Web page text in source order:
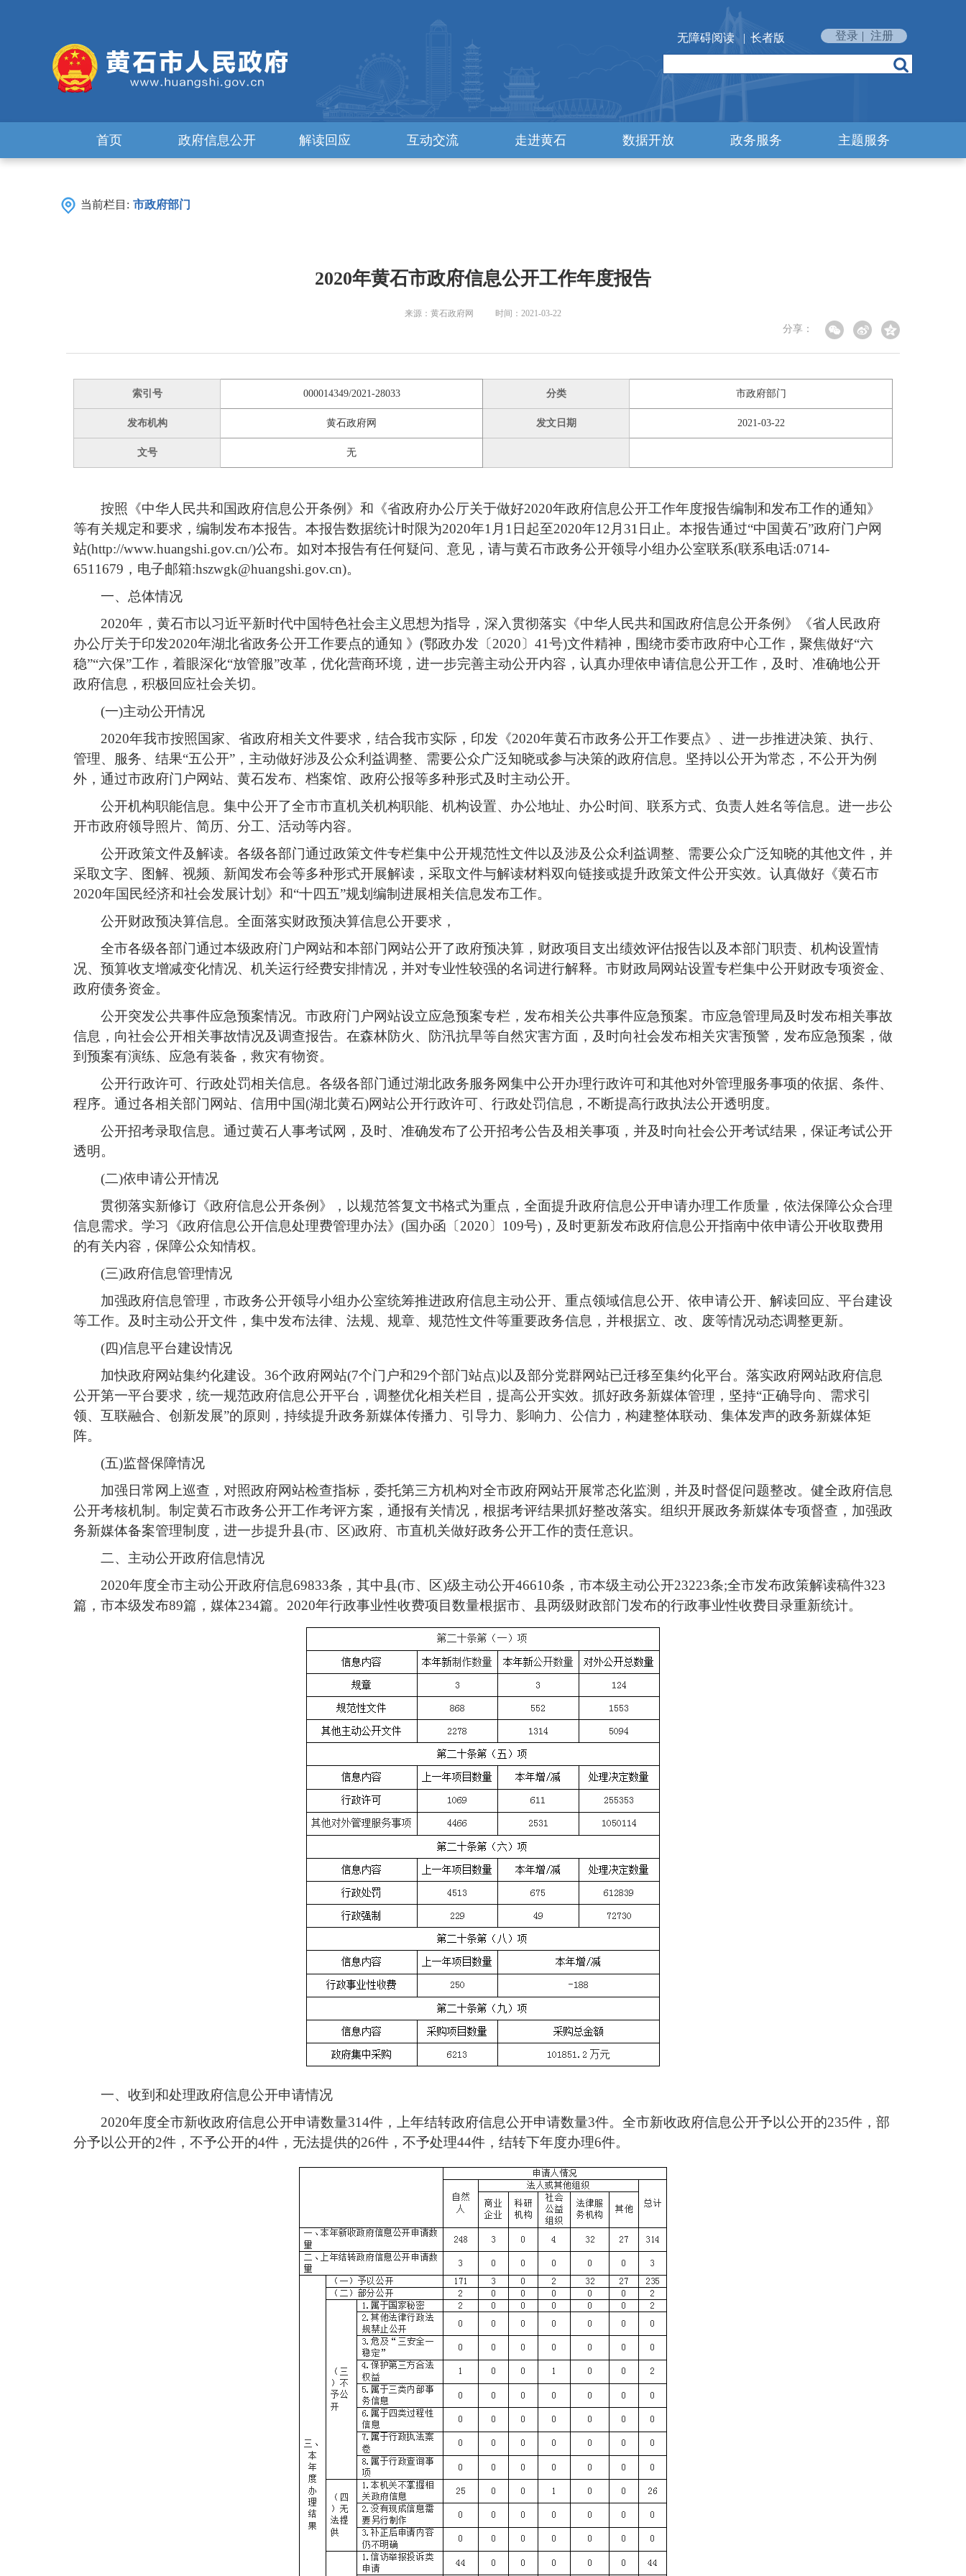
无障碍阅读 | 长者版 登录 | 注册
首页 政府信息公开 解读回应 互动交流 走进黄石 数据开放 政务服务 主题服务
当前栏目: 市政府部门
2020年黄石市政府信息公开工作年度报告
来源：黄石政府网 时间：2021-03-22
分享：
索引号 000014349/2021-28033 分类 市政府部门
发布机构 黄石政府网 发文日期 2021-03-22
文号 无
按照《中华人民共和国政府信息公开条例》和《省政府办公厅关于做好2020年政府信息公开工作年度报告编制和发布工作的通知》
等有关规定和要求，编制发布本报告。本报告数据统计时限为2020年1月1日起至2020年12月31日止。本报告通过“中国黄石”政府门户网
站(http://www.huangshi.gov.cn/)公布。如对本报告有任何疑问、意见，请与黄石市政务公开领导小组办公室联系(联系电话:0714-
6511679，电子邮箱:hszwgk@huangshi.gov.cn)。
一、 总体情况
2020年，黄石市以习近平新时代中国特色社会主义思想为指导，深入贯彻落实《中华人民共和国政府信息公开条例》《省人民政府
办公厅关于印发2020年湖北省政务公开工作要点的通知 》(鄂政办发〔2020〕41号)文件精神，围绕市委市政府中心工作，聚焦做好“六
稳”“六保”工作，着眼深化“放管服”改革，优化营商环境，进一步完善主动公开内容，认真办理依申请信息公开工作，及时、准确地公开
政府信息，积极回应社会关切。
(一)主动公开情况
2020年我市按照国家、省政府相关文件要求，结合我市实际，印发《2020年黄石市政务公开工作要点》、进一步推进决策、执行、
管理、服务、结果“五公开”，主动做好涉及公众利益调整、需要公众广泛知晓或参与决策的政府信息。坚持以公开为常态，不公开为例
外， 通过市政府门户网站、黄石发布、档案馆、政府公报等多种形式及时主动公开。
公开机构职能信息。集中公开了全市市直机关机构职能、机构设置、办公地址、办公时间、联系方式、负责人姓名等信息。进一步公
开市政府领导照片、简历、分工、活动等内容。
公开政策文件及解读。各级各部门通过政策文件专栏集中公开规范性文件以及涉及公众利益调整、需要公众广泛知晓的其他文件，并
采取文字、图解、视频、新闻发布会等多种形式开展解读，采取文件与解读材料双向链接或提升政策文件公开实效。认真做好《黄石市
2020年国民经济和社会发展计划》和“十四五”规划编制进展相关信息发布工作。
公开财政预决算信息。全面落实财政预决算信息公开要求，
全市各级各部门通过本级政府门户网站和本部门网站公开了政府预决算，财政项目支出绩效评估报告以及本部门职责、机构设置情
况、预算收支增减变化情况、机关运行经费安排情况，并对专业性较强的名词进行解释。市财政局网站设置专栏集中公开财政专项资金、
政府债务资金。
公开突发公共事件应急预案情况。市政府门户网站设立应急预案专栏，发布相关公共事件应急预案。市应急管理局及时发布相关事故
信息，向社会公开相关事故情况及调查报告。在森林防火、防汛抗旱等自然灾害方面，及时向社会发布相关灾害预警，发布应急预案，做
到预案有演练、应急有装备，救灾有物资。
公开行政许可、行政处罚相关信息。各级各部门通过湖北政务服务网集中公开办理行政许可和其他对外管理服务事项的依据、条件、
程序。通过各相关部门网站、信用中国(湖北黄石)网站公开行政许可、行政处罚信息，不断提高行政执法公开透明度。
公开招考录取信息。通过黄石人事考试网，及时、准确发布了公开招考公告及相关事项，并及时向社会公开考试结果，保证考试公开
透明。
(二)依申请公开情况
贯彻落实新修订《政府信息公开条例》， 以规范答复文书格式为重点，全面提升政府信息公开申请办理工作质量，依法保障公众合理
信息需求。 学习 《政府信息公开信息处理费管理办法》(国办函〔 2020〕109号)，及时更新发布政府信息公开指南中依申请公开收取费用
的有关内容，保障公众知情权。
(三)政府信息管理情况
加强政府信息管理，市政务公开领导小组办公室统筹推进政府信息主动公开、重点领域信息公开、依申请公开、解读回应、平台建设
等工作。及时主动公开文件，集中发布法律、法规、规章、规范性文件等重要政务信息，并根据立、改、废等情况动态调整更新。
(四)信息平台建设情况
加快政府网站集约化建设。 36个政府网站(7个门户和29个部门站点)以及部分党群网站已迁移至集约化平台。落实政府网站政府信息
公开第一平台要求，统一规范政府信息公开平台，调整优化相关栏目，提高公开实效。抓好政务新媒体管理，坚持“正确导向、需求引
领、互联融合、创新发展”的原则，持续提升政务新媒体传播力、引导力、影响力、公信力 ，构建整体联动、集体发声的政务新媒体矩
阵。
(五)监督保障情况
加强日常网上巡查，对照政府网站检查指标，委托第三方机构对全市政府网站开展常态化监测，并及时督促问题整改。健全政府信息
公开考核机制。制定黄石市政务公开工作考评方案，通报有关情况，根据考评结果抓好整改落实。组织开展政务新媒体专项督查，加强政
务新媒体备案管理制度，进一步提升县(市、区)政府、市直机关做好政务公开工作的责任意识。
二、 主动公开政府信息情况
2020年度全市主动公开政府信息69833条，其中县(市、区)级主动公开46610条，市本级主动公开23223条;全市发布政策解读稿件323
篇，市本级发布89篇，媒体234篇。2020年行政事业性收费项目数量根据市、县两级财政部门发布的行政事业性收费目录重新统计。
一、 收到和处理政府信息公开申请情况
2020年度全市新收政府信息公开申请数量314件，上年结转政府信息公开申请数量3件。全市新收政府信息公开予以公开的235件，部
分予以公开的2件，不予公开的4件，无法提供的26件，不予处理44件，结转下年度办理6件。